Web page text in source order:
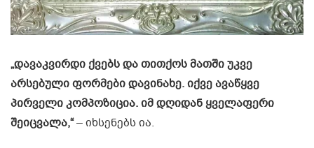
„დავაკვირდი ქვებს და თითქოს მათში უკვე
არსებული ფორმები დავინახე. იქვე ავაწყვე
პირველი კომპოზიცია. იმ დღიდან ყველაფერი
შეიცვალა,“– იხსენებს ია.